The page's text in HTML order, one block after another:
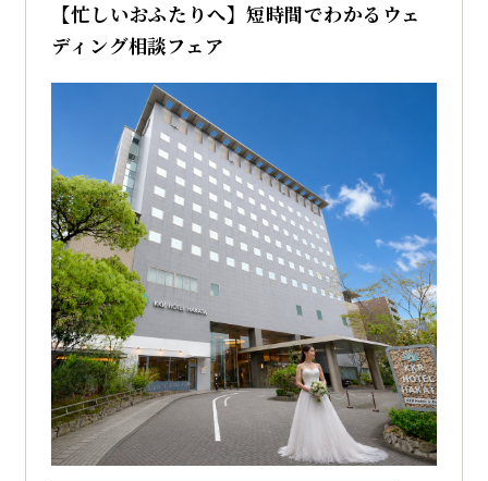
博多で結婚式を挙げるならザ・フォレストテラ
ス博多のブライダルフェアへ
【忙しいおふたりへ】短時間でわかるウェ
ディング相談フェア